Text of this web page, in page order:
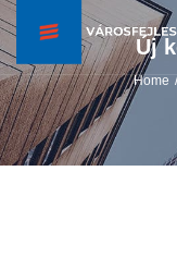
Új
Home /